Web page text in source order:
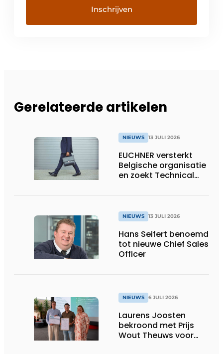
Gerelateerde artikelen
NIEUWS 13 JULI 2026
EUCHNER versterkt
Belgische organisatie
en zoekt Technical
NIEUWS 13 JULI 2026
Hans Seifert benoemd
tot nieuwe Chief Sales
Officer
NIEUWS 6 JULI 2026
Laurens Joosten
bekroond met Prijs
Wout Theuws voor